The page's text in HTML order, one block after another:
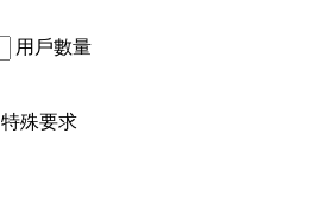
用戶數量
特殊要求